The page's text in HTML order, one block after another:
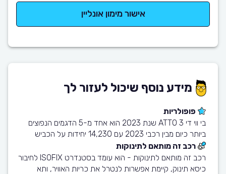
אישור מימון אונליין
מידע נוסף שיכול לעזור לך
פופולריות
בי ווי די ATTO 3 שנת 2023 הוא אחד מ-5 הדגמים הנפוצים
ביותר כיום מבין רכבי 2023 עם 14,230 יחידות על הכביש
רכב זה מותאם לתינוקות
רכב זה מותאם לתינוקות - הוא עומד בסטנדרט ISOFIX לחיבור
כיסא תינוק, קיימת אפשרות לנטרל את כריות האוויר, ותא